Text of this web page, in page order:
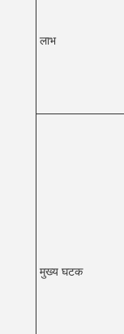
लाभ
मुख्य घटक